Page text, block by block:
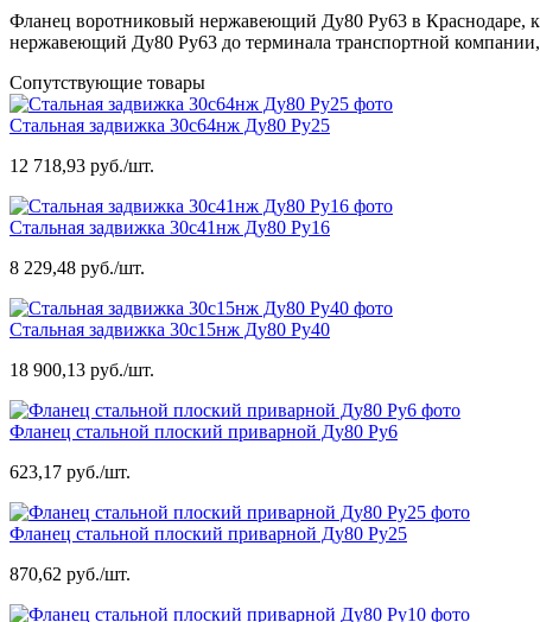
Фланец воротниковый нержавеющий Ду80 Ру63 в Краснодаре,
нержавеющий Ду80 Ру63 до терминала транспортной
Сопутствующие товары
Стальная задвижка 30с64нж Ду80 Ру25
12 718,93 руб./шт.
Стальная задвижка 30с41нж Ду80 Ру16
8 229,48 руб./шт.
Стальная задвижка 30с15нж Ду80 Ру40
18 900,13 руб./шт.
Фланец стальной плоский приварной Ду80 Ру6
623,17 руб./шт.
Фланец стальной плоский приварной Ду80 Ру25
870,62 руб./шт.